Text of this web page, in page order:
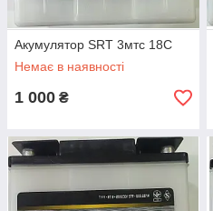
Акумулятор SRT 3мтс 18С
Немає в наявності
1 000 ₴